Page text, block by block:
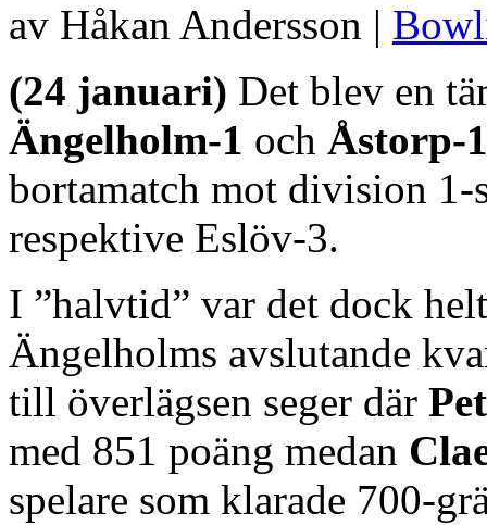
av Håkan Andersson |
(24 januari) Det blev en
Ängelholm-1 och Åstorp-1
bortamatch mot division
respektive Eslöv-3.
I ”halvtid” var det dock
Ängelholms avslutande
till överlägsen seger där
med 851 poäng medan
spelare som klarade 700-